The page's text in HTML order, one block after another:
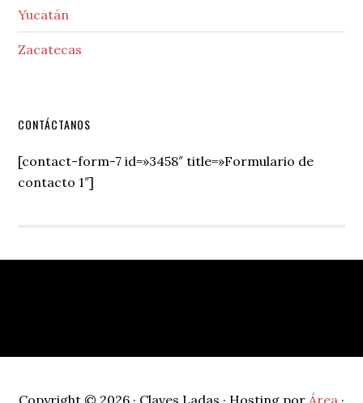
Yucatán
Zacatecas
Secondary
Sidebar
CONTÁCTANOS
[contact-form-7 id=»3458″ title=»Formulario de
contacto 1″]
Copyright © 2026 · Claves Ladas · Hosting por Área ·